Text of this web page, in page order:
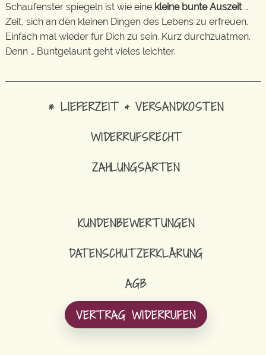
Schaufenster spiegeln ist wie eine kleine bunte Auszeit…
Zeit, sich an den kleinen Dingen des Lebens zu erfreuen.
Einfach mal wieder für Dich zu sein. Kurz durchzuatmen.
Denn … Buntgelaunt geht vieles leichter.
* LIEFERZEIT & VERSANDKOSTEN
WIDERRUFSRECHT
ZAHLUNGSARTEN
KUNDENBEWERTUNGEN
DATENSCHUTZERKLÄRUNG
AGB
VERTRAG WIDERRUFEN